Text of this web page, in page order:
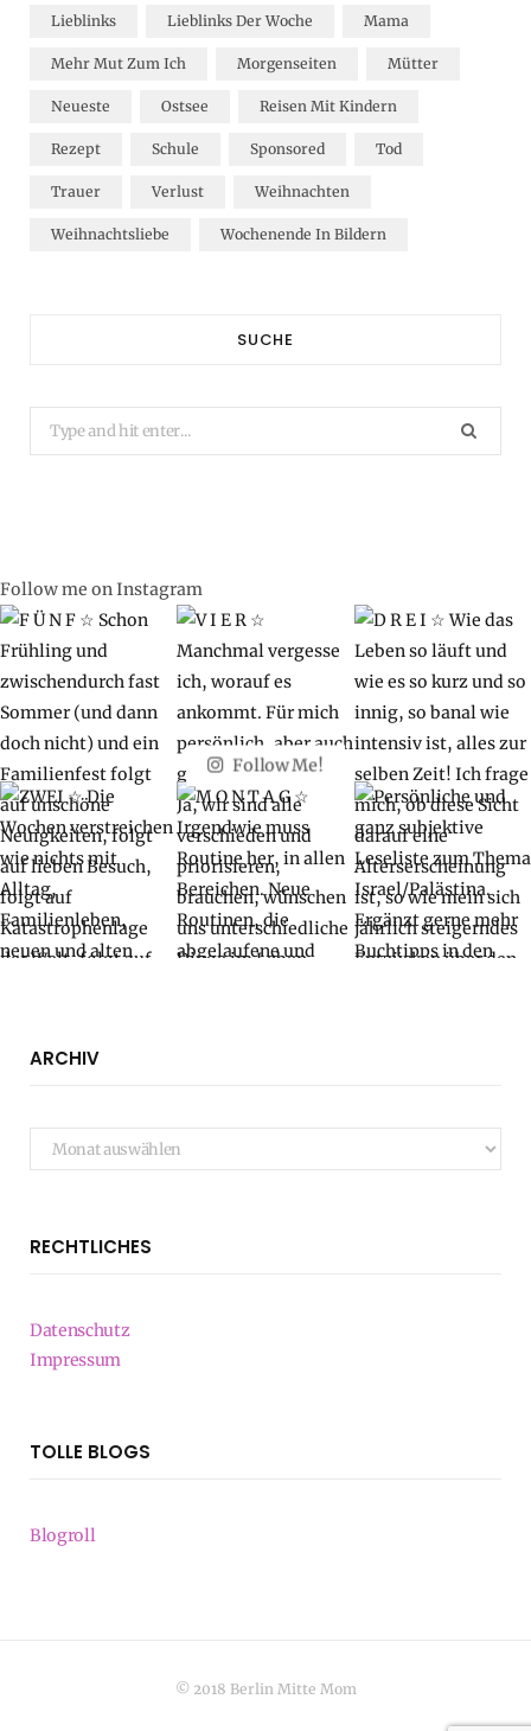
Lieblinks Lieblinks Der Woche Mama
Mehr Mut Zum Ich Morgenseiten Mütter
Neueste Ostsee Reisen Mit Kindern
Rezept Schule Sponsored Tod
Trauer Verlust Weihnachten
Weihnachtsliebe Wochenende In Bildern
SUCHE
Search
for:
Follow me on Instagram
Follow Me!
ARCHIV
Archiv
RECHTLICHES
Datenschutz
Impressum
TOLLE BLOGS
Blogroll
© 2018 Berlin Mitte Mom